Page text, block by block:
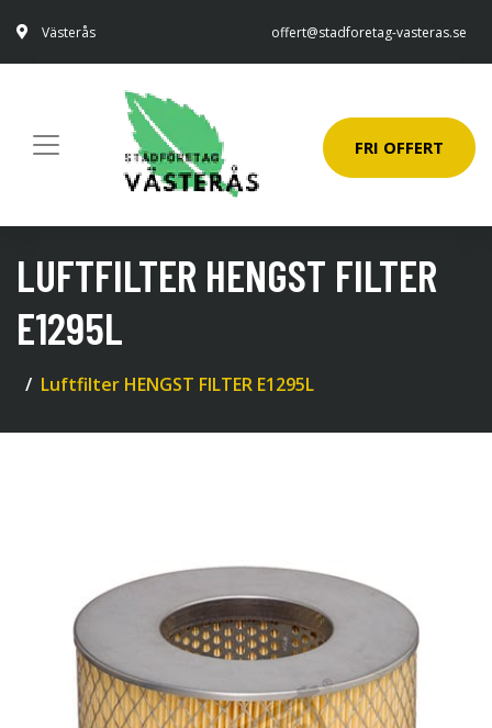
Västerås offert@stadforetag-vasteras.se
FRI OFFERT
LUFTFILTER HENGST FILTER
E1295L
Luftfilter HENGST FILTER E1295L